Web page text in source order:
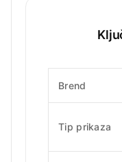
Brend
Tip prikaza